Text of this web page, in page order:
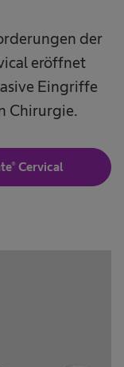
der
eröffnet
Eingriffe
Chirurgie.
Cervical